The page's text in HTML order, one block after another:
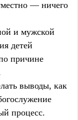
— ничего
и мужской
детей
причине
выводы, как
процесс.